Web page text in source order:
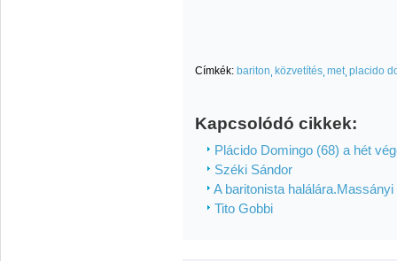
Címkék: bariton közvetítés met placido
Kapcsolódó cikkek:
Plácido Domingo (68) a hét
Széki Sándor
A baritonista halálára.Massányi
Tito Gobbi